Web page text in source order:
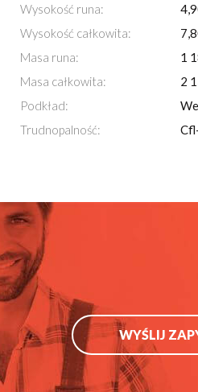
Wysokość runa:
Wysokość całkowita:
Masa runa:
1
Masa całkowita:
2
Podkład:
Trudnopalność:
WYŚLIJ